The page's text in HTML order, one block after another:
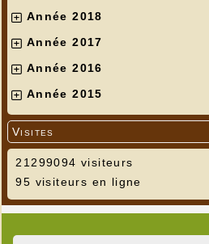
Année 2018
Année 2017
Année 2016
Année 2015
Visites
21299094 visiteurs
95 visiteurs en ligne